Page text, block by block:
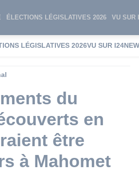
ÉLECTIONS LÉGISLATIVES 2026 VU SUR
LÉGISLATIVES 2026VU SUR
du
en
être
à Mahomet